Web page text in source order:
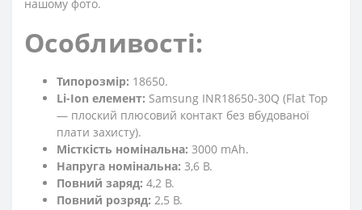
нашому фото.
Особливості:
Типорозмір: 18650.
Li-Ion елемент: Samsung INR18650-30Q (Flat Top
— плоский плюсовий контакт без вбудованої
плати захисту).
Місткість номінальна: 3000 mAh.
Напруга номінальна: 3,6 В.
Повний заряд: 4,2 В.
Повний розряд: 2,5 В.